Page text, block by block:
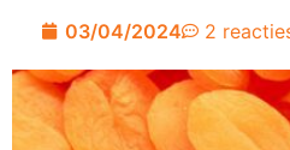
03/04/2024 2